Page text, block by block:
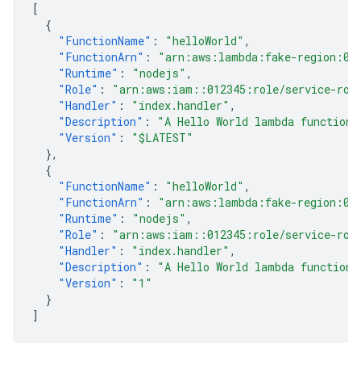
[
{
"FunctionName" : "helloWorld" ,
"FunctionArn" :
"arn:aws:lambda:fake-
"Runtime" : "nodejs" ,
"Role" :
"arn:aws:iam::012345:role/service-
"Handler" : "index.handler" ,
"Description" :
"A Hello World lambda
"Version" :
"$LATEST"
},
{
"FunctionName" : "helloWorld" ,
"FunctionArn" :
"arn:aws:lambda:fake-
"Runtime" : "nodejs" ,
"Role" :
"arn:aws:iam::012345:role/service-
"Handler" : "index.handler" ,
"Description" :
"A Hello World lambda
"Version" :
"1"
}
]